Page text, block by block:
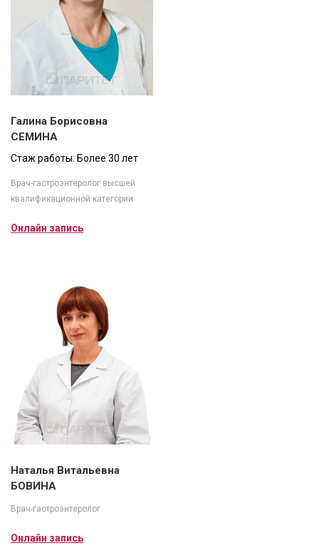
Галина Борисовна
СЕМИНА
Стаж работы: Более 30 лет
Врач-гастроэнтеролог высшей
квалификационной категории
Онлайн запись
Наталья Витальевна
БОВИНА
Врач-гастроэнтеролог
Онлайн запись